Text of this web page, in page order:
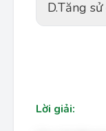
D.Tăng
Lời giải: